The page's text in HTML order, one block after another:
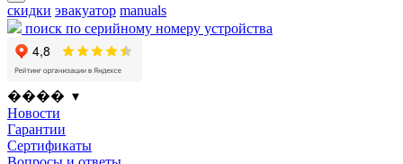
скидки эвакуатор manuals
поиск по серийному номеру устройства
���� ▾
Новости
Гарантии
Сертификаты